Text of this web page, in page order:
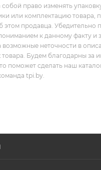
собой право изменять
или комплектацию товара,
этом продавца. Убедительно
к данному факту и
возможные неточности в
товара. Будем благодарны за
поможет сделать наш
tpi.by.